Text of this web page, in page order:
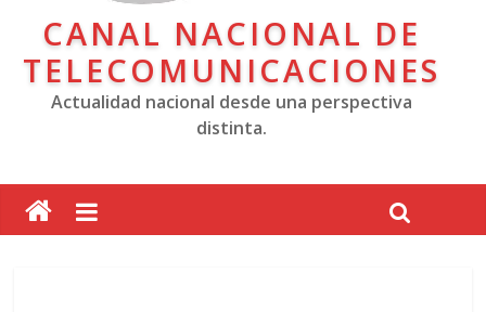
CANAL NACIONAL DE
TELECOMUNICACIONES
Actualidad nacional desde una perspectiva
distinta.